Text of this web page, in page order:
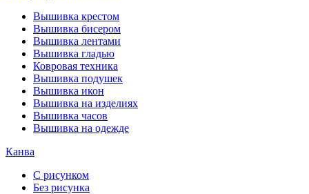
Вышивка крестом
Вышивка бисером
Вышивка лентами
Вышивка гладью
Ковровая техника
Вышивка подушек
Вышивка икон
Вышивка на изделиях
Вышивка часов
Вышивка на одежде
Канва
С рисунком
Без рисунка